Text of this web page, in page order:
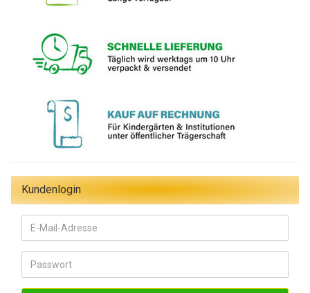
Kundenlogin
E-
Mail-
Adresse
Passwort